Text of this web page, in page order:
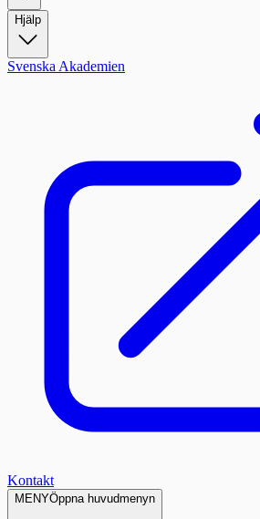
Hjälp
Svenska Akademien
Kontakt
MENYÖppna huvudmenyn